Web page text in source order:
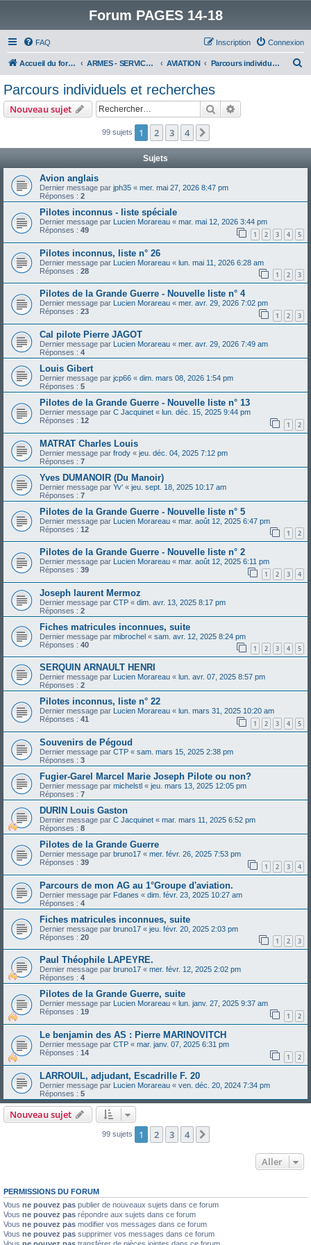
Forum PAGES 14-18
FAQ Connexion
Inscription
Accueil du forum ARMES - SERVICES - UNITES : historiques & discussions AVIATION Parcours individuels et recherches
Parcours individuels et recherches
Nouveau sujet Rechercher
99 sujets 1 2 3 4
Sujets
Avion anglais
Dernier message par jph35 « mer. mai 27, 2026 8:47 pm
Réponses : 2
Pilotes inconnus - liste spéciale
Dernier message par Lucien Morareau « mar. mai 12, 2026 3:44 pm
Réponses : 49 1 2 3 4 5
Pilotes inconnus, liste n° 26
Dernier message par Lucien Morareau « lun. mai 11, 2026 6:28 am
Réponses : 28 1 2 3
Pilotes de la Grande Guerre - Nouvelle liste n° 4
Dernier message par Lucien Morareau « mer. avr. 29, 2026 7:02 pm
Réponses : 23 1 2 3
Cal pilote Pierre JAGOT
Dernier message par Lucien Morareau « mer. avr. 29, 2026 7:49 am
Réponses : 4
Louis Gibert
Dernier message par jcp66 « dim. mars 08, 2026 1:54 pm
Réponses : 5
Pilotes de la Grande Guerre - Nouvelle liste n° 13
Dernier message par C Jacquinet « lun. déc. 15, 2025 9:44 pm
Réponses : 12 1 2
MATRAT Charles Louis
Dernier message par frody « jeu. déc. 04, 2025 7:12 pm
Réponses : 7
Yves DUMANOIR (Du Manoir)
Dernier message par Yv' « jeu. sept. 18, 2025 10:17 am
Réponses : 7
Pilotes de la Grande Guerre - Nouvelle liste n° 5
Dernier message par Lucien Morareau « mar. août 12, 2025 6:47 pm
Réponses : 12 1 2
Pilotes de la Grande Guerre - Nouvelle liste n° 2
Dernier message par Lucien Morareau « mar. août 12, 2025 6:11 pm
Réponses : 39 1 2 3 4
Joseph laurent Mermoz
Dernier message par CTP « dim. avr. 13, 2025 8:17 pm
Réponses : 2
Fiches matricules inconnues, suite
Dernier message par mibrochel « sam. avr. 12, 2025 8:24 pm
Réponses : 40 1 2 3 4 5
SERQUIN ARNAULT HENRI
Dernier message par Lucien Morareau « lun. avr. 07, 2025 8:57 pm
Réponses : 2
Pilotes inconnus, liste n° 22
Dernier message par Lucien Morareau « lun. mars 31, 2025 10:20 am
Réponses : 41 1 2 3 4 5
Souvenirs de Pégoud
Dernier message par CTP « sam. mars 15, 2025 2:38 pm
Réponses : 3
Fugier-Garel Marcel Marie Joseph Pilote ou non?
Dernier message par michelstl « jeu. mars 13, 2025 12:05 pm
Réponses : 7
DURIN Louis Gaston
Dernier message par C Jacquinet « mar. mars 11, 2025 6:52 pm
Réponses : 8
Pilotes de la Grande Guerre
Dernier message par bruno17 « mer. févr. 26, 2025 7:53 pm
Réponses : 39 1 2 3 4
Parcours de mon AG au 1°Groupe d'aviation.
Dernier message par Fdanes « dim. févr. 23, 2025 10:27 am
Réponses : 4
Fiches matricules inconnues, suite
Dernier message par bruno17 « jeu. févr. 20, 2025 2:03 pm
Réponses : 20 1 2 3
Paul Théophile LAPEYRE.
Dernier message par bruno17 « mer. févr. 12, 2025 2:02 pm
Réponses : 4
Pilotes de la Grande Guerre, suite
Dernier message par Lucien Morareau « lun. janv. 27, 2025 9:37 am
Réponses : 19 1 2
Le benjamin des AS : Pierre MARINOVITCH
Dernier message par CTP « mar. janv. 07, 2025 6:31 pm
Réponses : 14 1 2
LARROUIL, adjudant, Escadrille F. 20
Dernier message par Lucien Morareau « ven. déc. 20, 2024 7:34 pm
Réponses : 5
Nouveau sujet
99 sujets 1 2 3 4
Aller
PERMISSIONS DU FORUM
Vous ne pouvez pas publier de nouveaux sujets dans ce forum
Vous ne pouvez pas répondre aux sujets dans ce forum
Vous ne pouvez pas modifier vos messages dans ce forum
Vous ne pouvez pas supprimer vos messages dans ce forum